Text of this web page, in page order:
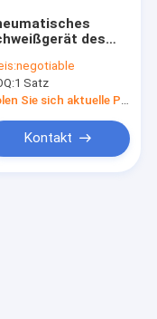
des
Masche
negotiable
1 Satz
Holen Sie sich aktuelle Preis
Kontakt